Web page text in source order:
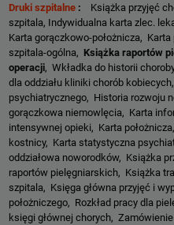
Druki szpitalne : Książka przyjęć
szpitala, Indywidualna karta zlec.
Karta gorączkowo-położnicza,
szpitala-ogólna, Książka raportów
operacji, Wkładka do historii
dla oddziału kliniki chorób
psychiatrycznego, Historia rozwoju
gorączkowa niemowlęcia, Karta
intensywnej opieki, Karta
kostnicy, Karta statystyczna
oddziałowa noworodków, Książka
raportów pielęgniarskich, Książka
szpitala, Księga główna przyjęć i
położniczego, Rozkład pracy dla
księgi głównej chorych,